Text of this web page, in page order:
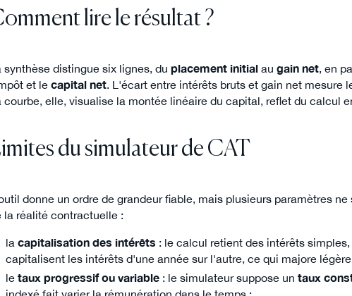
lire le résultat ?
synthèse distingue six lignes, du placement initial au gain net, en
et le capital net. L'écart entre intérêts bruts et gain net mesure
courbe, elle, visualise la montée linéaire du capital, reflet du calcul
du simulateur de CAT
donne un ordre de grandeur fiable, mais plusieurs paramètres ne
la réalité contractuelle :
la capitalisation des intérêts : le calcul retient des intérêts
capitalisent les intérêts d'une année sur l'autre, ce qui majore
le taux progressif ou variable: le simulateur suppose un taux